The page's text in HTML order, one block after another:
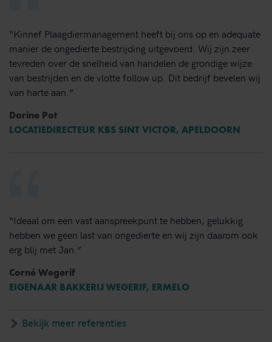
“Kinnef Plaagdiermanagement heeft bij ons op en adequate
manier de ongedierte bestrijding uitgevoerd. Wij zijn zeer
tevreden over de snelheid van handelen de grondige wijze
van bestrijden en de vlotte follow up. Dit bedrijf bevelen wij
van harte aan.”
Dorine Pot
LOCATIEDIRECTEUR KBS SINT VICTOR, APELDOORN
“Ideaal om een vast aanspreekpunt te hebben, gelukkig
hebben we geen last van ongedierte en wij zijn daarom ook
erg blij met Jan.”
Corné Wegerif
EIGENAAR BAKKERIJ WEGERIF, ERMELO
Bekijk meer referenties